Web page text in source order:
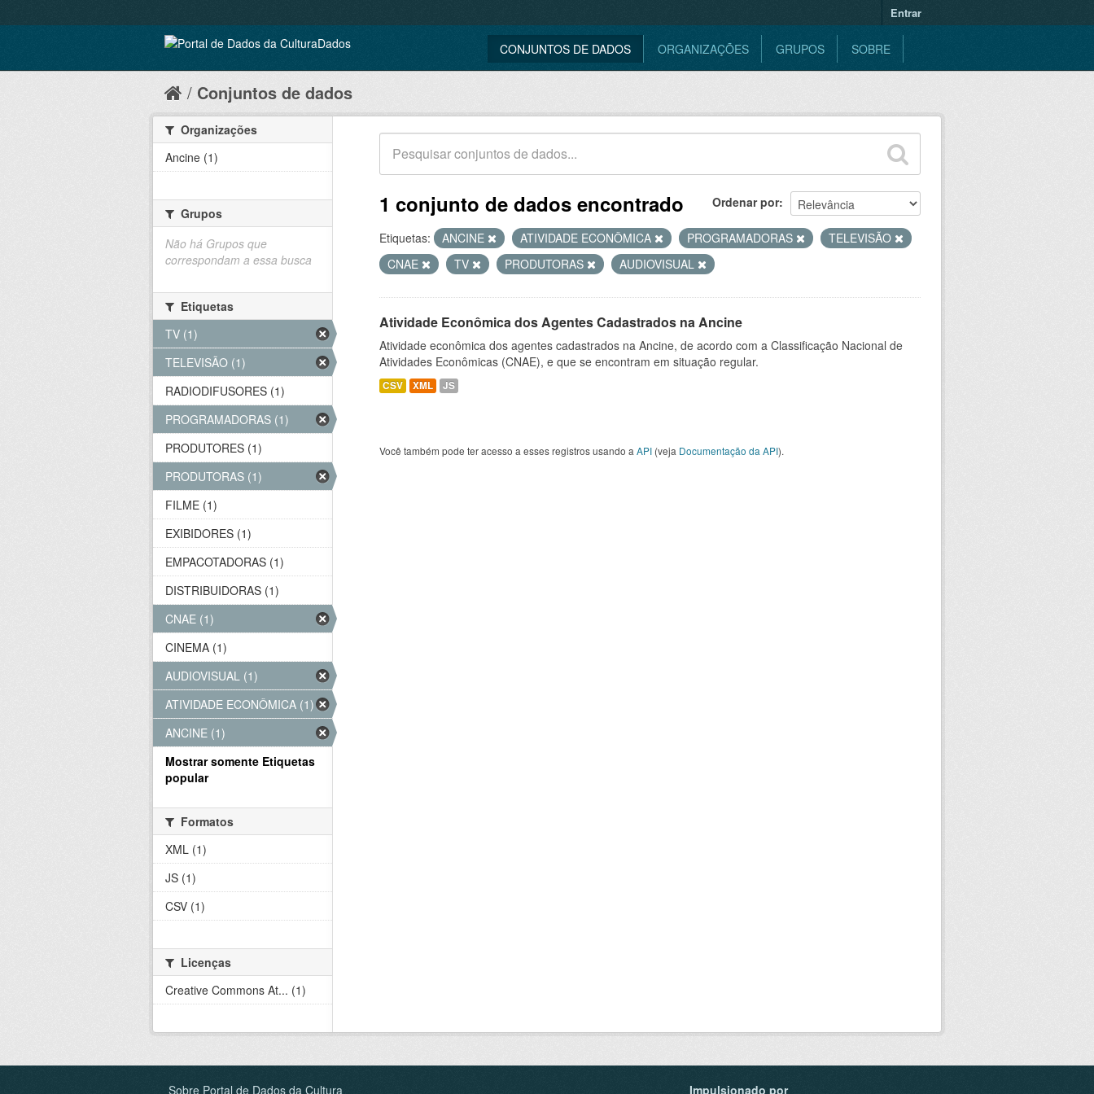
Entrar
CONJUNTOS DE DADOS ORGANIZAÇÕES GRUPOS SOBRE
Conjuntos de dados
Ordenar por
1 conjunto de dados encontrado
Etiquetas: ANCINE ATIVIDADE ECONÔMICA PROGRAMADORAS
TELEVISÃO
CNAE
TV PRODUTORAS AUDIOVISUAL
Atividade Econômica dos Agentes Cadastrados na Ancine
Atividade econômica dos agentes cadastrados na Ancine, de acordo com a Classificação Nacional de
Atividades Econômicas (CNAE), e que se encontram em situação regular.
CSV XML JS
Você também pode ter acesso a esses registros usando a API (veja Documentação da API).
Organizações
Ancine (1)
Grupos
Não há Grupos que
correspondam a essa busca
Etiquetas
TV (1)
TELEVISÃO (1)
RADIODIFUSORES (1)
PROGRAMADORAS (1)
PRODUTORES (1)
PRODUTORAS (1)
FILME (1)
EXIBIDORES (1)
EMPACOTADORAS (1)
DISTRIBUIDORAS (1)
CNAE (1)
CINEMA (1)
AUDIOVISUAL (1)
ATIVIDADE ECONÔMICA (1)
ANCINE (1)
Mostrar somente Etiquetas
popular
Formatos
XML (1)
JS (1)
CSV (1)
Licenças
Creative Commons At... (1)
Sobre Portal de Dados da Cultura Impulsionado por